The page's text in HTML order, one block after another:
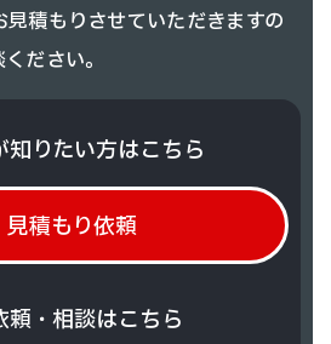
積もりさせていただきますの
ださい。
知りたい方はこちら
見積もり依頼
頼・相談はこちら